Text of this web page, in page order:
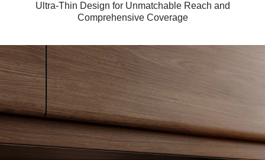
Ultra-Thin Design for Unmatchable Reach and
Comprehensive Coverage